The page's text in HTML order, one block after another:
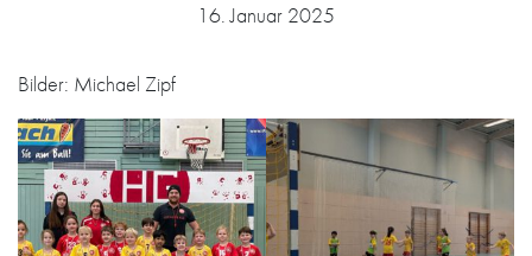
16. Januar 2025
Bilder: Michael Zipf